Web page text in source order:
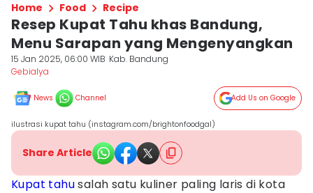
Home Food Recipe
Resep Kupat Tahu khas Bandung,
Menu Sarapan yang Mengenyangkan
15 Jan 2025, 06:00 WIB Kab. Bandung
Gebialya
News Channel Add Us on Google
ilustrasi kupat tahu (instagram.com/brightonfoodgal)
Share Article
Kupat tahusalah satu kuliner paling laris di kota